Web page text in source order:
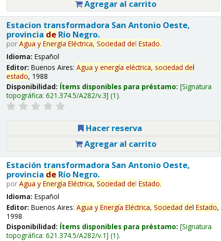
Agregar al carrito
Estacion transformadora San Antonio Oeste,
provincia deRío Negro.
por Agua y Energía Eléctrica, Sociedad del Estado.
Idioma: Español
Editor: Buenos Aires: Agua y energía eléctrica, sociedad del
estado, 1988
Disponibilidad: Ítems disponibles para préstamo: Signatura
topográfica: 621.374.5/A282/v.3 (1).
Hacer reserva
Agregar al carrito
Estación transformadora San Antonio Oeste,
provincia deRío Negro.
por Agua y Energía Eléctrica, Sociedad del Estado.
Idioma: Español
Editor: Buenos Aires: Agua y Energía Eléctrica, Sociedad del Estado,
1998
Disponibilidad: Ítems disponibles para préstamo: Signatura
topográfica: 621.374.5/A282/v.1 (1).